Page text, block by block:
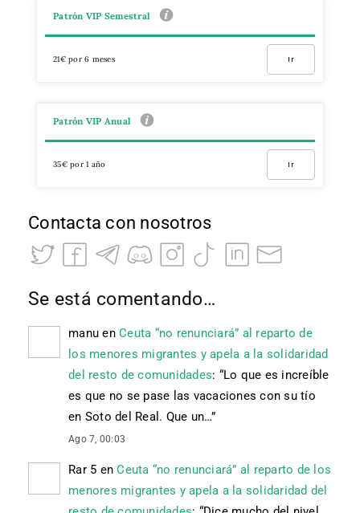
Patrón VIP Semestral
21€ por 6 meses Ir
Patrón VIP Anual
35€ por 1 año Ir
Contacta con nosotros
Se está comentando…
manu en Ceuta “no renunciará” al reparto de
los menores migrantes y apela a la solidaridad
del resto de comunidades: “Lo que es increíble
es que no se pase las vacaciones con su tío
en Soto del Real. Que un…”
Ago 7, 00:03
Rar 5 enCeuta “no renunciará” al reparto de los
menores migrantes y apela a la solidaridad del